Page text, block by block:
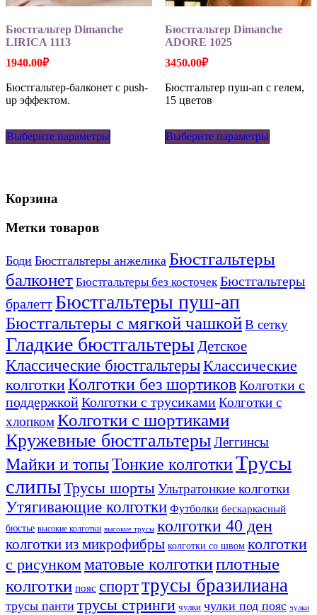
Бюстгальтер Dimanche
LIRICA 1113
1940.00₽
Бюстгальтер-балконет с push-
up эффектом.
Выберите параметры
Бюстгальтер Dimanche
ADORE 1025
3450.00₽
Бюстгальтер пуш-ап с гелем,
15 цветов
Выберите параметры
Корзина
Метки товаров
Боди Бюстгальтеры анжелика Бюстгальтеры
балконет Бюстгальтеры без косточек Бюстгальтеры
бралеттБюстгальтеры пуш-ап
Бюстгальтеры с мягкой чашкойВ сетку
Гладкие бюстгальтерыДетское
Классические бюстгальтерыКлассические
колготкиКолготки без шортиковКолготки с
поддержкойКолготки с трусикамиКолготки с
хлопкомКолготки с шортиками
Кружевные бюстгальтерыЛеггинсы
Майки и топыТонкие колготкиТрусы
слипыТрусы шортыУльтратонкие колготки
Утягивающие колготки Футболки бескаркасный
бюстье высокие колготки высокие трусы колготки 40 ден
колготки из микрофибры колготки со швом колготки
с рисункомматовые колготкиплотные
колготки пояс спорттрусы бразилиана
трусы панти трусы стринги чулки чулки под пояс чулки